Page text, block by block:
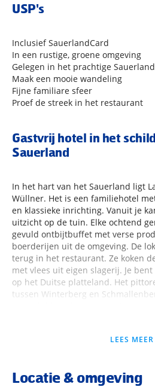
USP's
Inclusief SauerlandCard
In een rustige, groene omgeving
Gelegen in het prachtige Sauerland
Maak een mooie wandeling
Fijne familiare sfeer
Proef de streek in het restaurant
Gastvrij hotel in het
Sauerland
In het hart van het Sauerland ligt
Wüllner. Het is een familiehotel
en klassieke inrichting. Vanuit je
uitzicht op de tuin. Elke ochtend
gevuld ontbijtbuffet met verse
boerderijen uit de omgeving. De
terug in het restaurant. Ze koken
met vlees uit eigen slagerij. Je
op het Duitse platteland. Het
tussen Winterberg en
LEES MEER
Locatie & omgeving